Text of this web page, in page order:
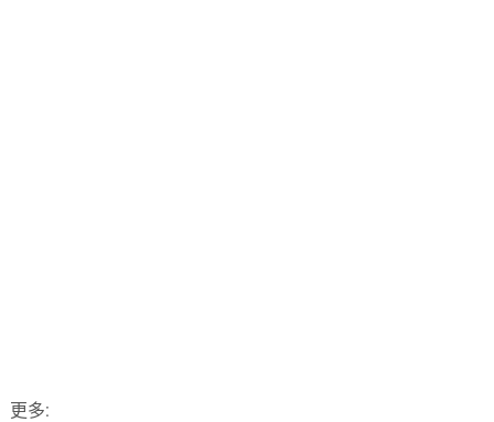
更多: